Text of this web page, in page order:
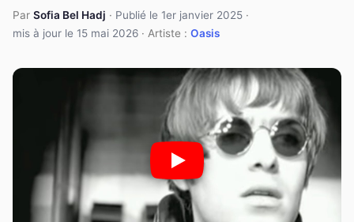
Par Sofia Bel Hadj · Publié le 1er janvier 2025 ·
mis à jour le 15 mai 2026 · Artiste : Oasis